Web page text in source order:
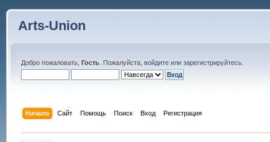
Arts-Union
Добро пожаловать, Гость. Пожалуйста, войдитеили зарегистрируйтесь.
Начало Сайт Помощь Поиск Вход Регистрация